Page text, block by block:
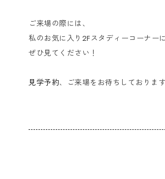
ご来場の際には、
私のお気に入り2Fスタディーコーナー
ぜひ見てください！
見学予約、ご来場をお待ちしております